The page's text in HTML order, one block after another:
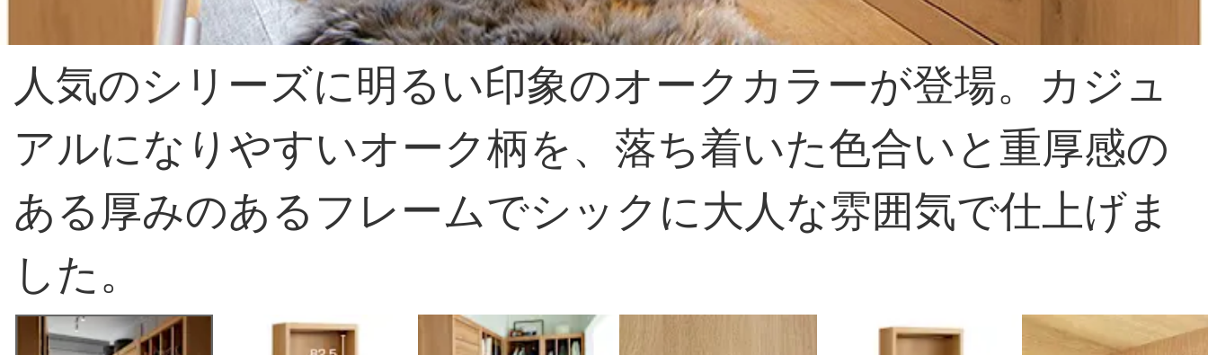
人気のシリーズに明るい印象のオークカラーが登場。カジュ
アルになりやすいオーク柄を、落ち着いた色合いと重厚感の
ある厚みのあるフレームでシックに大人な雰囲気で仕上げま
した。